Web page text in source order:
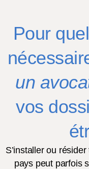
Pour
un
vos
S’installer ou
pays peut parfois